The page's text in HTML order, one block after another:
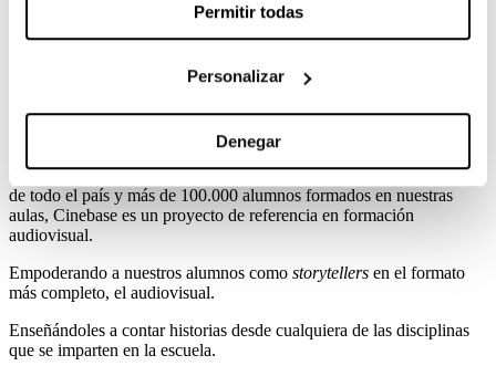
Permitir todas
Personalizar
Denegar
¿Por qué Cinebase?
ESCACtrabaja para buscar y potenciar el
pedagógico basado en el “learning by doing” y el trabajo por
Con más de 600 talleres realizados en diferentes centros educativos
de todo el país y más de 100.000 alumnos formados en nuestras
aulas, Cinebase es un proyecto de referencia en formación
audiovisual.
Empoderando a nuestros alumnos como storytellers en el formato
más completo, el audiovisual.
Enseñándoles a contar historias desde cualquiera de las disciplinas
que se imparten en la escuela.